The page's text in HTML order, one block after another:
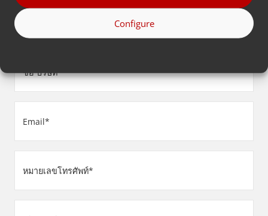
Configure
นามสกุล
(Required)
บริษัท
(Required)
(Required)
โทรศัพท์
(Required)